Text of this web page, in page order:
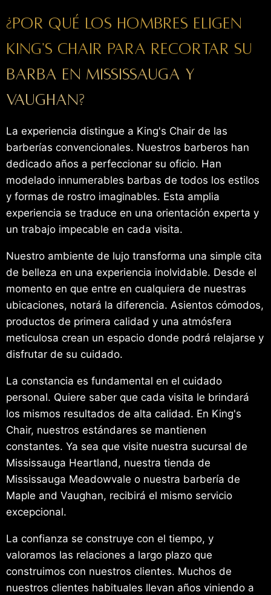
¿Por qué los hombres eligen
King's Chair para recortar su
barba en Mississauga y
Vaughan?
La experiencia distingue a King's Chair de las
barberías convencionales. Nuestros barberos han
dedicado años a perfeccionar su oficio. Han
modelado innumerables barbas de todos los estilos
y formas de rostro imaginables. Esta amplia
experiencia se traduce en una orientación experta y
un trabajo impecable en cada visita.
Nuestro ambiente de lujo transforma una simple cita
de belleza en una experiencia inolvidable. Desde el
momento en que entre en cualquiera de nuestras
ubicaciones, notará la diferencia. Asientos cómodos,
productos de primera calidad y una atmósfera
meticulosa crean un espacio donde podrá relajarse y
disfrutar de su cuidado.
La constancia es fundamental en el cuidado
personal. Quiere saber que cada visita le brindará
los mismos resultados de alta calidad. En King's
Chair, nuestros estándares se mantienen
constantes. Ya sea que visite nuestra sucursal de
Mississauga Heartland, nuestra tienda de
Mississauga Meadowvale o nuestra barbería de
Maple and Vaughan, recibirá el mismo servicio
excepcional.
La confianza se construye con el tiempo, y
valoramos las relaciones a largo plazo que
construimos con nuestros clientes. Muchos de
nuestros clientes habituales llevan años viniendo a